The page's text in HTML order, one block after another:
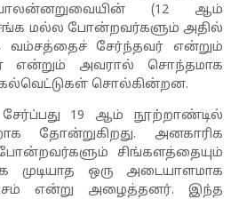
(12 ஆம்
மல்ல போன்றவர்களும் அதில்
சேர்ந்தவர் என்றும்
என்றும் அவரால் சொந்தமாக
சொல்கின்றன.
19 ஆம் நூற்றாண்டில்
தோன்றுகிறது. அனகாரிக
சிங்களத்தையும்
முடியாத ஒரு அடையாளமாக
என்று அழைத்தனர். இந்த